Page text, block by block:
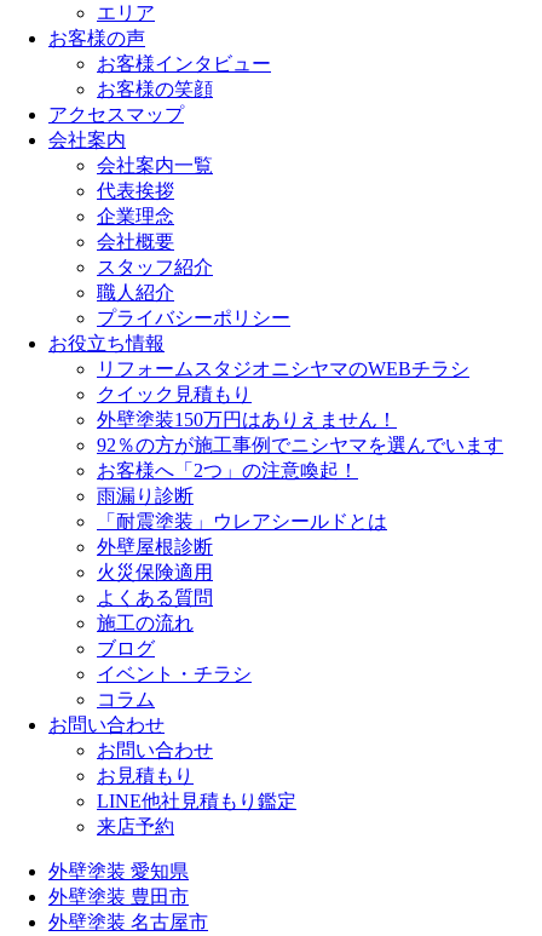
エリア
お客様の声
お客様インタビュー
お客様の笑顔
アクセスマップ
会社案内
会社案内一覧
代表挨拶
企業理念
会社概要
スタッフ紹介
職人紹介
プライバシーポリシー
お役立ち情報
リフォームスタジオニシヤマのWEBチラシ
クイック見積もり
外壁塗装150万円はありえません！
92％の方が施工事例でニシヤマを選んでいます
お客様へ「2つ」の注意喚起！
雨漏り診断
「耐震塗装」ウレアシールドとは
外壁屋根診断
火災保険適用
よくある質問
施工の流れ
ブログ
イベント・チラシ
コラム
お問い合わせ
お問い合わせ
お見積もり
LINE他社見積もり鑑定
来店予約
外壁塗装 愛知県
外壁塗装 豊田市
外壁塗装 名古屋市